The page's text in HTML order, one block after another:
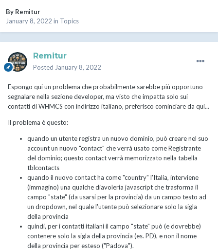
By Remitur
January 8, 2022 in Topics
Remitur
Posted January 8, 2022
Espongo qui un problema che probabilmente sarebbe più opportuno
segnalare nella sezione developer, ma visto che impatta solo sui
contatti di WHMCS con indirizzo italiano, preferisco cominciare da qui...
Il problema è questo:
quando un utente registra un nuovo dominio, può creare nel suo
account un nuovo "contact" che verrà usato come Registrante
del dominio; questo contact verrà memorizzato nella tabella
tblcontacts
quando il nuovo contact ha come "country" l'Italia, interviene
(immagino) una qualche diavoleria javascript che trasforma il
campo "state" (da usarsi per la provincia) da un campo testo ad
un dropdown, nel quale l'utente può selezionare solo la sigla
della provincia
quindi, per i contatti italiani il campo "state" può (e dovrebbe)
contenere solo la sigla della provincia (es. PD), e non il nome
della provincia per esteso ("Padova").